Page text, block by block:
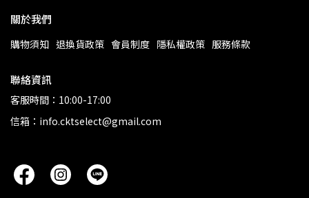
關於我們
購物須知 退換貨政策 會員制度 隱私權政策 服務條款
聯絡資訊
客服時間：10:00-17:00
信箱：info.cktselect@gmail.com